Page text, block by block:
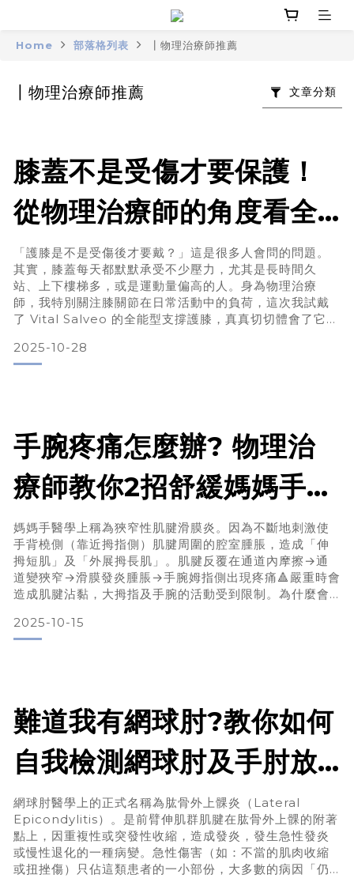
Home 部落格列表 ┃物理治療師推薦
┃物理治療師推薦 文章分類
膝蓋不是受傷才要保護！
從物理治療師的角度看全
能型支撐護膝
「護膝是不是受傷後才要戴？」這是很多人會問的問題。
其實，膝蓋每天都默默承受不少壓力，尤其是長時間久
站、上下樓梯多，或是運動量偏高的人。身為物理治療
師，我特別關注膝關節在日常活動中的負荷，這次我試戴
了 Vital Salveo 的全能型支撐護膝，真真切切體會了它為
「包覆穩、透氣、不厚重」——走路、下蹲都不會滑落，
膝蓋也不會因為護膝而覺得卡卡。它的彈性布料提供的，
2025-10-28
手腕疼痛怎麼辦? 物理治
療師教你2招舒緩媽媽手運
動！如何增強手腕肌力?
媽媽手醫學上稱為狹窄性肌腱滑膜炎。因為不斷地刺激使
手背橈側（靠近拇指側）肌腱周圍的腔室腫脹，造成「伸
拇短肌」及「外展拇長肌」。肌腱反覆在通道內摩擦→通
道變狹窄→滑膜發炎腫脹→手腕姆指側出現疼痛🔺嚴重時會
造成肌腱沾黏，大拇指及手腕的活動受到限制。為什麼會
勢。即便是正確姿勢，但突然過度使用手腕去支撐小孩的
身體的動作，會對拇指及手腕造成過度負擔。媽媽手並不
2025-10-15
難道我有網球肘?教你如何
自我檢測網球肘及手肘放
鬆運動！
網球肘醫學上的正式名稱為肱骨外上髁炎（Lateral
Epicondylitis）。是前臂伸肌群肌腱在肱骨外上髁的附著
點上，因重複性或突發性收縮，造成發炎，發生急性發炎
或慢性退化的一種病變。急性傷害（如：不當的肌肉收縮
或扭挫傷）只佔這類患者的一小部份，大多數的病因「仍